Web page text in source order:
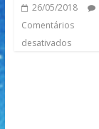
26/05/2018
Comentários
desativados